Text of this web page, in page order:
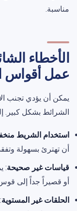
مناسبة.
الأخطاء
عمل أقواس
يمكن أن يؤدي تجنب
الشرائط بشكل كبير.
استخدام الشريط
أن تهترئ بسهولة
قياسات غير صحيحة:
أو قصيراً جداً إلى
الحلقات غير المستوية